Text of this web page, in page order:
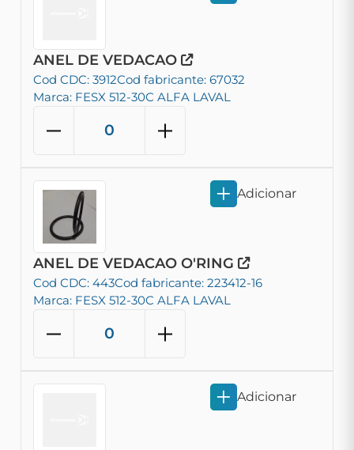
ANEL DE VEDACAO
Cod CDC: 3912Cod fabricante: 67032
Marca: FESX 512-30C ALFA LAVAL
ANEL DE VEDACAO O'RING
Cod CDC: 443Cod fabricante: 223412-16
Marca: FESX 512-30C ALFA LAVAL
Adicionar
Adicionar